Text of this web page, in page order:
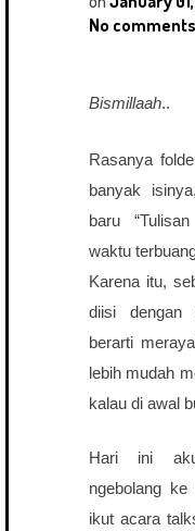
No comments
Bismillaah..
Rasanya
banyak
baru
waktu
Karena itu,
diisi dengan
berarti
lebih mudah
kalau di awal
Hari ini aku
ngebolang
ikut acara